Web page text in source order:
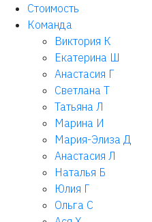
Стоимость
Команда
Виктория К
Екатерина Ш
Анастасия Г
Светлана Т
Татьяна Л
Марина И
Мария-Элиза Д
Анастасия Л
Наталья Б
Юлия Г
Ольга С